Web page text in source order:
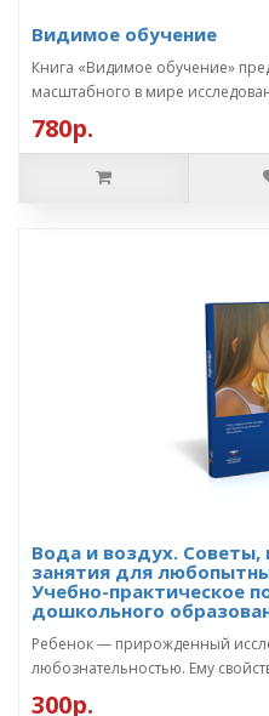
Видимое обучение
Книга «Видимое обучение»
масштабного в мире
780р.
Вода и воздух. Советы,
занятия для
Учебно-практическое
дошкольного
Ребенок — прирожденный
любознательностью. Ему
300р.